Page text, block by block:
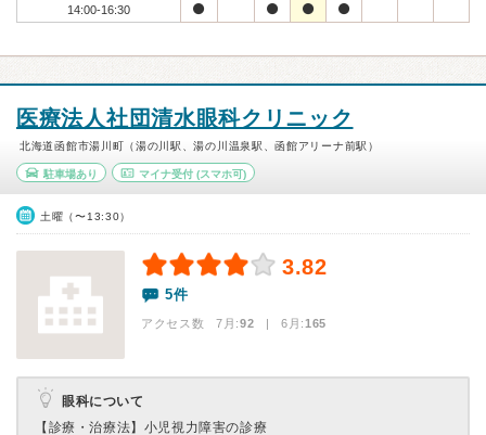
14:00-16:30
医療法人社団清水眼科クリニック
北海道函館市湯川町（湯の川駅、湯の川温泉駅、函館アリーナ前駅）
駐車場あり マイナ受付(スマホ可)
土曜（〜13:30）
3.82
5件
アクセス数 7月:92 | 6月:165
眼科について
【診療・治療法】 小児視力障害の診療